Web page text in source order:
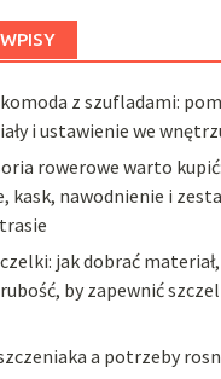
z szufladami:
i ustawienie we
rowerowe warto kupić:
kask, nawodnienie i
jak dobrać materiał,
by zapewnić
a potrzeby